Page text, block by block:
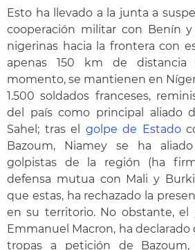
Esto ha llevado a la junta a
cooperación militar con Benín
nigerinas hacia la frontera con
apenas 150 km de
momento, se mantienen en
1.500 soldados franceses,
del país como principal aliado
Sahel; tras el golpe de Estado
Bazoum, Niamey se ha
golpistas de la región (ha
defensa mutua con Mali y
que estas, ha rechazado la
en su territorio. No obstante, el
Emmanuel Macron, ha declarado
tropas a petición de